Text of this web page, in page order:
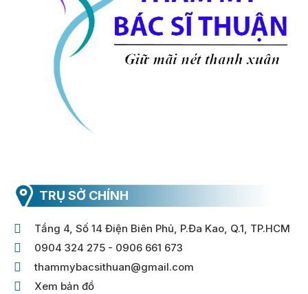
TRỤ SỞ CHÍNH
Tầng 4, Số 14 Điện Biên Phủ, P.Đa Kao, Q.1, TP.HCM
0904 324 275 - 0906 661 673
thammybacsithuan@gmail.com
Xem bản đồ